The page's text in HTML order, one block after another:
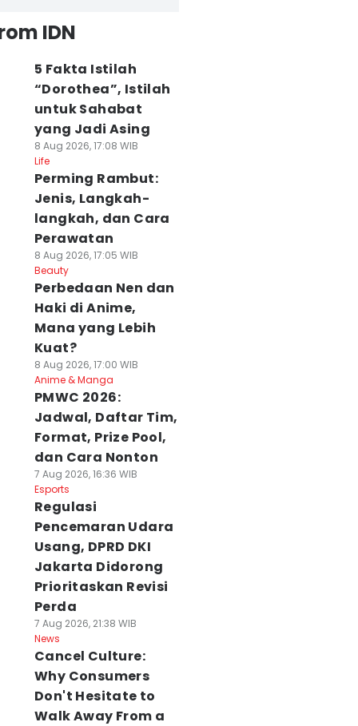
IDN
5 Fakta Istilah
“Dorothea”, Istilah
untuk Sahabat
yang Jadi Asing
8 Aug 2026, 17:08 WIB
Life
Perming Rambut:
Jenis, Langkah-
langkah, dan Cara
Perawatan
8 Aug 2026, 17:05 WIB
Beauty
Perbedaan Nen dan
Haki di Anime,
Mana yang Lebih
Kuat?
8 Aug 2026, 17:00 WIB
Anime & Manga
PMWC 2026:
Jadwal, Daftar Tim,
Format, Prize Pool,
dan Cara Nonton
7 Aug 2026, 16:36 WIB
Esports
Regulasi
Pencemaran Udara
Usang, DPRD DKI
Jakarta Didorong
Prioritaskan Revisi
Perda
7 Aug 2026, 21:38 WIB
News
Cancel Culture:
Why Consumers
Don't Hesitate to
Walk Away From a